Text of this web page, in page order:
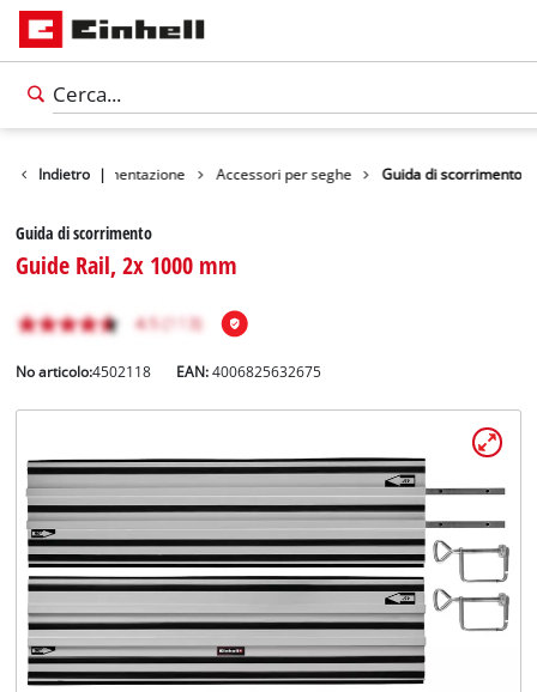
Italiano
English
Deutsch
Français
Indietro |
Accessori strumentazione Accessori per seghe Guida di scorrimento
Guida di scorrimento
Guide Rail, 2x 1000 mm
No articolo:4502118 EAN:4006825632675